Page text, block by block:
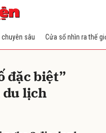
chuyên sâu Cửa sổ nhìn ra thế
đặc biệt”
du lịch